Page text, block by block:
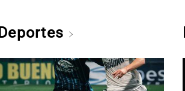
Deportes